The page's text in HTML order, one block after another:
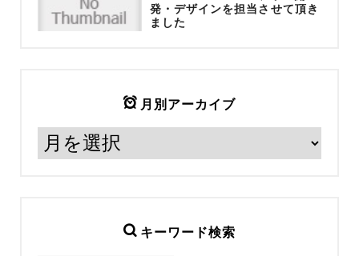
発・デザインを担当させて頂き
ました
月別アーカイブ
キーワード検索